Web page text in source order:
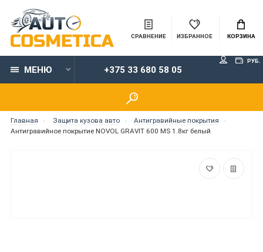
СРАВНЕНИЕ ИЗБРАННОЕ КОРЗИНА
МЕНЮ +375 33 680 58 05
РУБ.
Главная Защита кузова авто
Антигравийные покрытия
Антигравийное покрытие NOVOL GRAVIT 600 MS 1.8кг белый